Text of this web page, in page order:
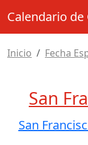
Calendario de
Inicio Fecha
San
San